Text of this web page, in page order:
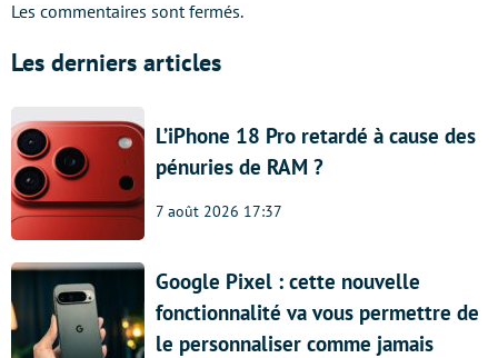
Les commentaires sont fermés.
Les derniers articles
L’iPhone 18 Pro retardé à cause des
pénuries de RAM ?
7 août 2026 17:37
Google Pixel : cette nouvelle
fonctionnalité va vous permettre de
le personnaliser comme jamais